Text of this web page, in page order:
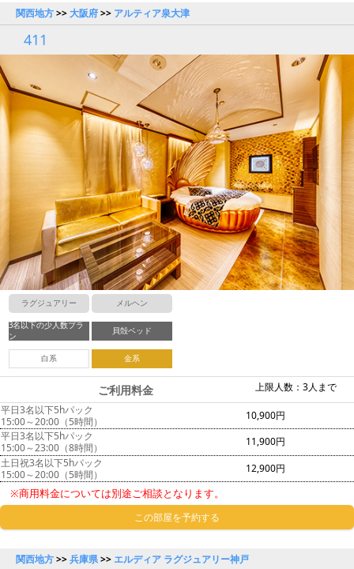
関西地方>>大阪府>> アルティア泉大津
411
ラグジュアリー メルヘン
3名以下の少人数プラ
ン
貝殻ベッド
白系 金系
上限人数：3人まで
ご利用料金
平日3名以下5hパック
15:00～20:00（5時間）
10,900円
平日3名以下5hパック
15:00～23:00（8時間）
11,900円
土日祝3名以下5hパック
15:00～20:00（5時間）
12,900円
※商用料金については別途ご相談となります。
この部屋を予約する
関西地方>>兵庫県>> エルディア ラグジュアリー神戸